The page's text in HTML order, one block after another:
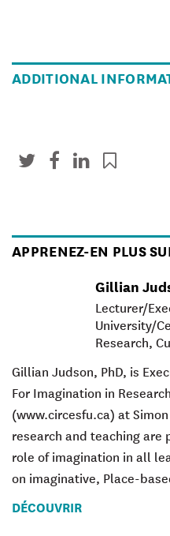
ADDITIONAL
APPRENEZ-EN PLUS
Gillian
Lecturer/
University/
Research,
Gillian Judson, PhD, is
For Imagination in
(www.circesfu.ca) at
research and teaching
role of imagination in all
on imaginative, Place-
DÉCOUVRIR